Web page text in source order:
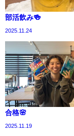
部活飲み🍻
2025.11.24
合格🌸
2025.11.19